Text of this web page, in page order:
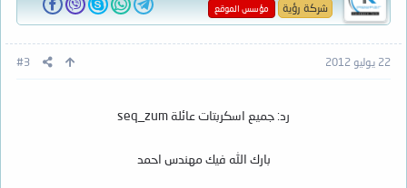
شركة رؤية مؤسس الموقع
22 يوليو 2012 #3
رد: جميع اسكربتات عائلة seq_zum
بارك الله فيك مهندس احمد